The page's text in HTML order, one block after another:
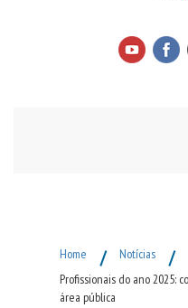
Home / Notícias /
Profissionais do ano 2025:
área pública